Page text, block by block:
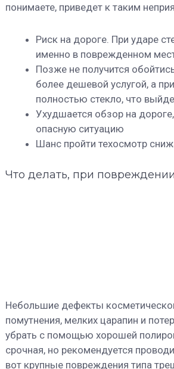
понимаете, приведет к таким
Риск на дороге. При ударе
именно в поврежденном
Позже не получится
более дешевой услугой, а
полностью стекло, что
Ухудшается обзор на
опасную ситуацию
Шанс пройти техосмотр
Что делать, при
Небольшие дефекты
помутнения, мелких царапин и
убрать с помощью хорошей
срочная, но рекомендуется
вот крупные повреждения типа